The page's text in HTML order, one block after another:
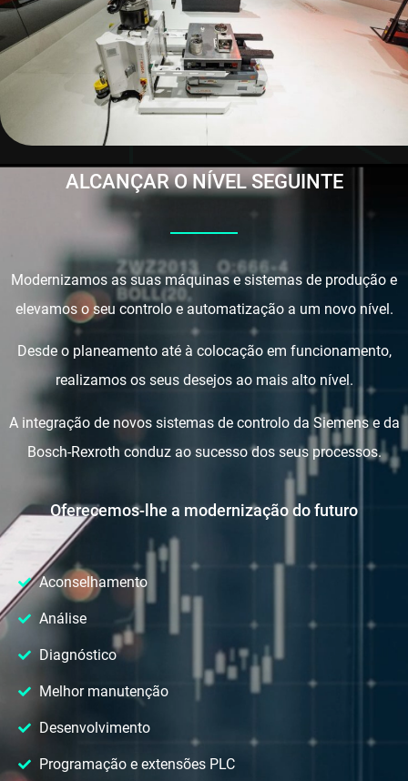
ALCANÇAR O NÍVEL SEGUINTE
Modernizamos as suas máquinas e sistemas de produção e
elevamos o seu controlo e automatização a um novo nível.
Desde o planeamento até à colocação em funcionamento,
realizamos os seus desejos ao mais alto nível.
A integração de novos sistemas de controlo da Siemens e da
Bosch-Rexroth conduz ao sucesso dos seus processos.
Oferecemos-lhe a modernização do futuro
Aconselhamento
Análise
Diagnóstico
Melhor manutenção
Desenvolvimento
Programação e extensões PLC